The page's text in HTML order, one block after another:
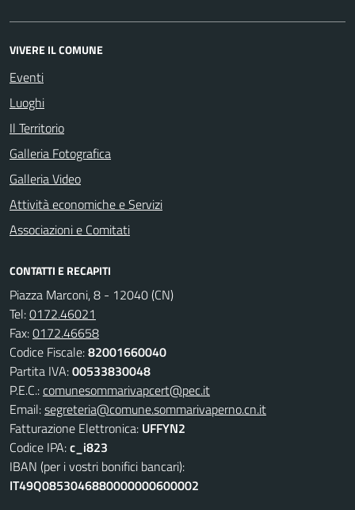
VIVERE IL COMUNE
Eventi
Luoghi
Il Territorio
Galleria Fotografica
Galleria Video
Attività economiche e Servizi
Associazioni e Comitati
CONTATTI E RECAPITI
Piazza Marconi, 8 - 12040 (CN)
Tel:0172.46021
Fax:0172.46658
Codice Fiscale:82001660040
Partita IVA:00533830048
P.E.C.:comunesommarivapcert@pec.it
Email:segreteria@comune.sommarivaperno.cn.it
Fatturazione Elettronica: UFFYN2
Codice IPA:c_i823
IBAN (per i vostri bonifici bancari):
IT49Q0853046880000000600002